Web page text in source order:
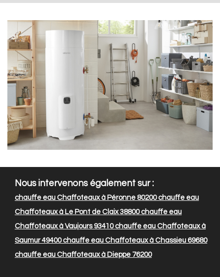
Nous intervenons également sur :
chauffe eau Chaffoteaux à Péronne 80200chauffe eau
Chaffoteaux à Le Pont de Claix 38800chauffe eau
Chaffoteaux à Vaujours 93410chauffe eau Chaffoteaux à
Saumur 49400chauffe eau Chaffoteaux à Chassieu 69680
chauffe eau Chaffoteaux à Dieppe 76200